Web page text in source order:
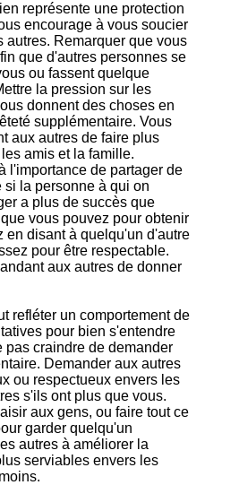
représente une protection
encourage à vous soucier
autres. Remarquer que vous
que d'autres personnes se
ou fassent quelque
la pression sur les
donnent des choses en
supplémentaire. Vous
aux autres de faire plus
amis et la famille.
l'importance de partager de
si la personne à qui on
a plus de succès que
vous pouvez pour obtenir
en disant à quelqu'un d'autre
pour être respectable.
aux autres de donner
refléter un comportement de
pour bien s'entendre
pas craindre de demander
Demander aux autres
ou respectueux envers les
s'ils ont plus que vous.
aux gens, ou faire tout ce
garder quelqu'un
autres à améliorer la
serviables envers les